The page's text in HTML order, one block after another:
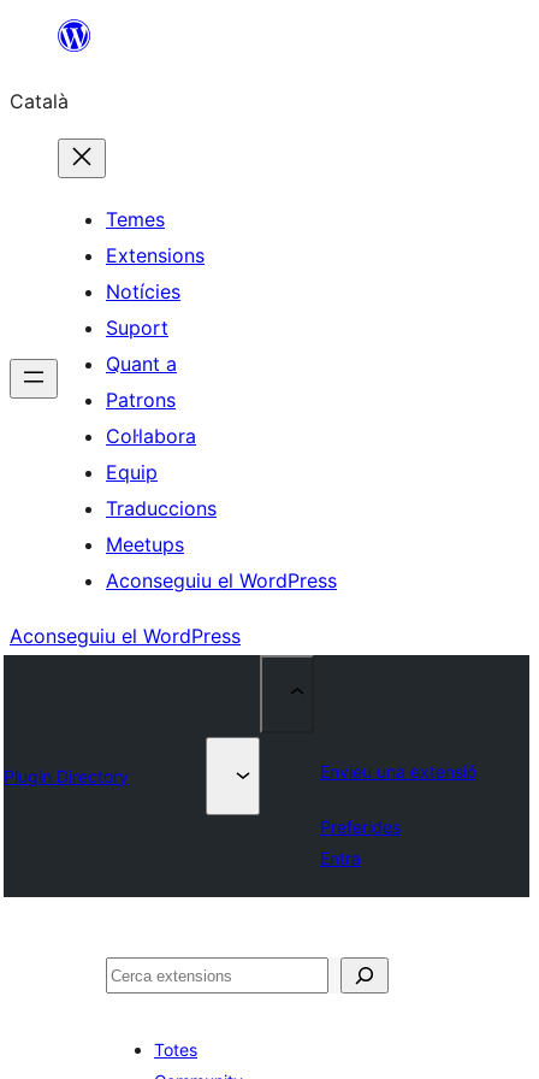
contingut
Català
Temes
Extensions
Notícies
Suport
Quant a
Patrons
Col·labora
Equip
Traduccions
Meetups
Aconseguiu el WordPress
Aconseguiu el WordPress
Plugin Directory Envieu una extensió
Preferides
Entra
Cerca
Totes